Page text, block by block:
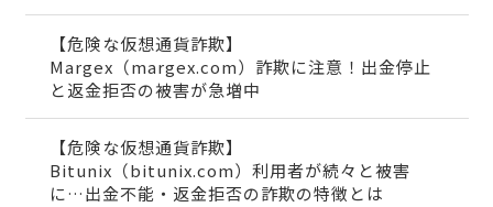
【危険な仮想通貨詐欺】
Margex（margex.com）詐欺に注意！出金停止
と返金拒否の被害が急増中
【危険な仮想通貨詐欺】
Bitunix（bitunix.com）利用者が続々と被害
に…出金不能・返金拒否の詐欺の特徴とは